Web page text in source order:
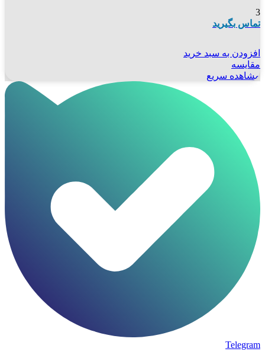
3
تماس بگیرید
افزودن به سبد خرید
مقایسه
مشاهده سریع
Telegram